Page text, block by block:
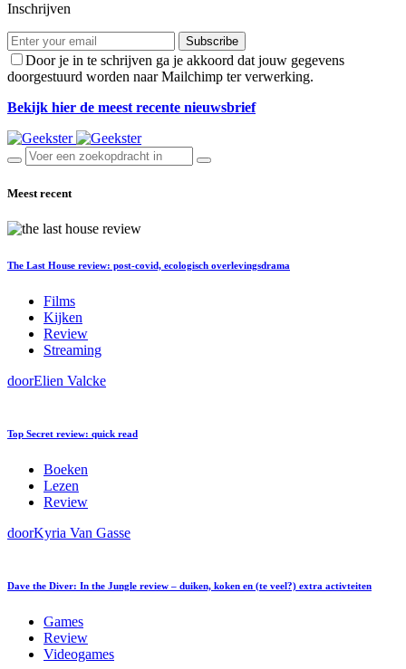
Inschrijven
Subscribe
Door je in te schrijven ga je akkoord dat jouw gegevens
doorgestuurd worden naar Mailchimp ter verwerking.
Bekijk hier de meest recente nieuwsbrief
Meest recent
The Last House review: post-covid, ecologisch overlevingsdrama
Films
Kijken
Review
Streaming
doorElien Valcke
Top Secret review: quick read
Boeken
Lezen
Review
doorKyria Van Gasse
Dave the Diver: In the Jungle review – duiken, koken en (te veel?) extra activteiten
Games
Review
Videogames